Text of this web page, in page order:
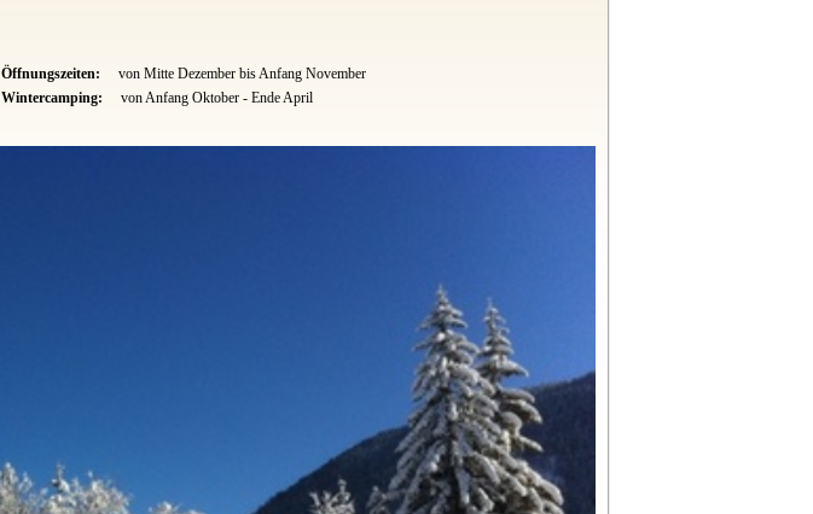
Öffnungszeiten:
von Mitte Dezember bis Anfang November
Wintercamping:
von Anfang Oktober - Ende April